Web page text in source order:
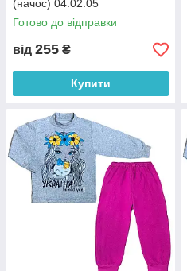
ня по
телефону
Для дому і
Асортимент товарів
зацікавило або
Ми допоможемо підібрати
(начос) 04.02.05
Готово до відправки
від 255 ₴
Купити